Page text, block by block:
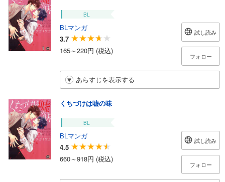
BL
BLマンガ
3.7
165～220円 (税込)
試し読み
フォロー
あらすじを表示する
くちづけは嘘の味
BL
BLマンガ
4.5
660～918円 (税込)
試し読み
フォロー